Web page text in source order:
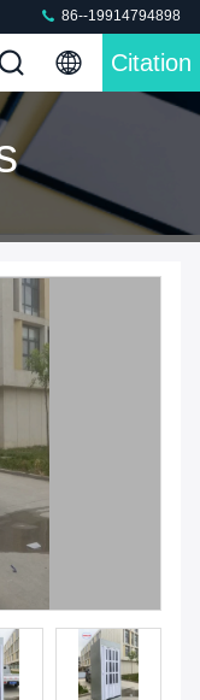
86--19914794898
Citation